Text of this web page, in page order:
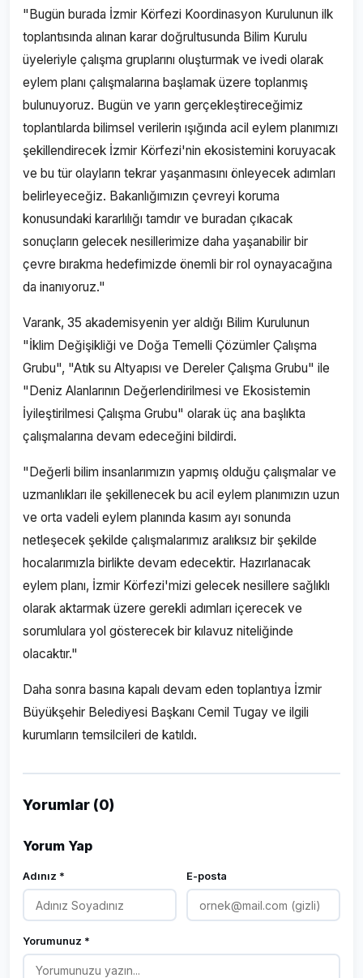
"Bugün burada İzmir Körfezi Koordinasyon Kurulunun ilk
toplantısında alınan karar doğrultusunda Bilim Kurulu
üyeleriyle çalışma gruplarını oluşturmak ve ivedi olarak
eylem planı çalışmalarına başlamak üzere toplanmış
bulunuyoruz. Bugün ve yarın gerçekleştireceğimiz
toplantılarda bilimsel verilerin ışığında acil eylem planımızı
şekillendirecek İzmir Körfezi'nin ekosistemini koruyacak
ve bu tür olayların tekrar yaşanmasını önleyecek adımları
belirleyeceğiz. Bakanlığımızın çevreyi koruma
konusundaki kararlılığı tamdır ve buradan çıkacak
sonuçların gelecek nesillerimize daha yaşanabilir bir
çevre bırakma hedefimizde önemli bir rol oynayacağına
da inanıyoruz."
Varank, 35 akademisyenin yer aldığı Bilim Kurulunun
"İklim Değişikliği ve Doğa Temelli Çözümler Çalışma
Grubu", "Atık su Altyapısı ve Dereler Çalışma Grubu" ile
"Deniz Alanlarının Değerlendirilmesi ve Ekosistemin
İyileştirilmesi Çalışma Grubu" olarak üç ana başlıkta
çalışmalarına devam edeceğini bildirdi.
"Değerli bilim insanlarımızın yapmış olduğu çalışmalar ve
uzmanlıkları ile şekillenecek bu acil eylem planımızın uzun
ve orta vadeli eylem planında kasım ayı sonunda
netleşecek şekilde çalışmalarımız aralıksız bir şekilde
hocalarımızla birlikte devam edecektir. Hazırlanacak
eylem planı, İzmir Körfezi'mizi gelecek nesillere sağlıklı
olarak aktarmak üzere gerekli adımları içerecek ve
sorumlulara yol gösterecek bir kılavuz niteliğinde
olacaktır."
Daha sonra basına kapalı devam eden toplantıya İzmir
Büyükşehir Belediyesi Başkanı Cemil Tugay ve ilgili
kurumların temsilcileri de katıldı.
Yorumlar (0)
Yorum Yap
Adınız * E-posta
Yorumunuz *